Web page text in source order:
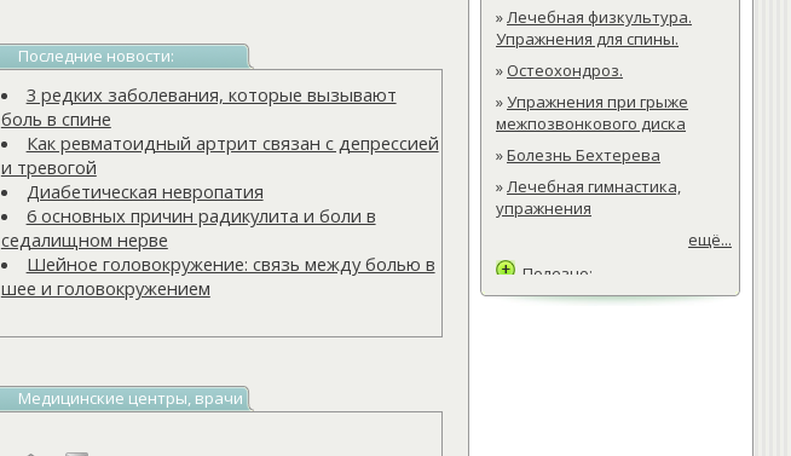
»Лечебная физкультура.
Упражнения для спины.
» Остеохондроз.
»Упражнения при грыже
межпозвонкового диска
»Болезнь Бехтерева
»Лечебная гимнастика,
упражнения
ещё...
Полезно:
Лечебная физкультура.
Последние новости:
3 редких заболевания, которые вызывают
боль в спине
Как ревматоидный артрит связан с депрессией
и тревогой
Диабетическая невропатия
6 основных причин радикулита и боли в
седалищном нерве
Шейное головокружение: связь между болью в
шее и головокружением
Медицинские центры, врачи